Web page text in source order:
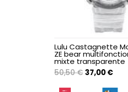
Diamant
Emeraude
Enfant & Ado
Lulu Castagnette
ZE bear
mixte transparente
50,50€ Le
37,00€Le